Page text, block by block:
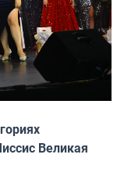
Великая